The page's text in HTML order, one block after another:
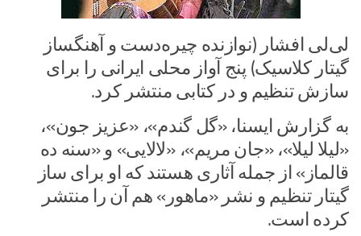
لی‌لی افشار (نوازنده چیره‌دست و آهنگساز
گیتار کلاسیک) پنج آواز محلی ایرانی را برای
سازش تنظیم و در کتابی منتشر کرد.
به گزارش ایسنا، ‌«گل گندم»، «عزیز جون»،
«لیلا لیلا»، «جان مریم»، «لالایی» و «سنه ده
قالماز» از جمله آثاری هستند که او برای ساز
گیتار تنظیم و نشر «ماهور» هم آن را منتشر
کرده است.